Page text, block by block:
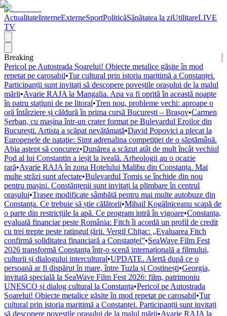
ActualitateInterneExterneSportPoliticăSănătatea la ziUtilitareLIVE
TV
Breaking
Pericol pe Autostrada Soarelui! Obiecte metalice găsite în mod
repetat pe carosabil•Tur cultural prin istoria maritimă a Constanței.
Participanții sunt invitați să descopere poveștile orașului de la malul
mării•Avarie RAJA la Mangalia. Apa va fi oprită în această noapte
în patru stațiuni de pe litoral•Tren nou, probleme vechi: aproape o
oră întârziere și căldură în prima cursă București – Brașov•Carmen
Șerban, cu mașina într-un crater format pe Bulevardul Eroilor din
București. Artista a scăpat nevătămată•David Popovici a plecat la
Europenele de nataţie: Simt adrenalina competiţiei de o săptămână.
Abia aştept să concurez•Dunărea a scăzut atât de mult încât vechiul
Pod al lui Constantin a ieșit la iveală. Arheologii au o ocazie
rară•Avarie RAJA în zona Hotelului Malibu din Constanța. Mai
multe străzi sunt afectate•Bulevardul Tomis se închide din nou
pentru mașini. Constănțenii sunt invitați la plimbare în centrul
orașului•Trasee modificate sâmbătă pentru mai multe autobuze din
Constanța. Ce trebuie să știe călătorii•Mihail Kogălniceanu scapă de
o parte din restricțiile la apă. Ce program intră în vigoare•Constanța,
evaluată financiar peste România: Fitch îi acordă un profil de credit
cu trei trepte peste ratingul țării. Vergil Chițac: „Evaluarea Fitch
confirmă soliditatea financiară a Constanței”•SeaWave Film Fest
2026 transformă Constanța într-o scenă internațională a filmului,
culturii și dialogului intercultural•UPDATE. Alertă după ce o
persoană ar fi dispărut în mare, între Tuzla și Costinești•Georgia,
invitată specială la SeaWave Film Fest 2026: film, patrimoniu
UNESCO și dialog cultural la Constanța•Pericol pe Autostrada
Soarelui! Obiecte metalice găsite în mod repetat pe carosabil•Tur
cultural prin istoria maritimă a Constanței. Participanții sunt invitați
să descopere poveștile orașului de la malul mării•Avarie RAJA la